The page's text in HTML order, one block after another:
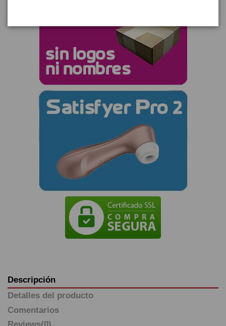
Descripción
Detalles del producto
Comentarios